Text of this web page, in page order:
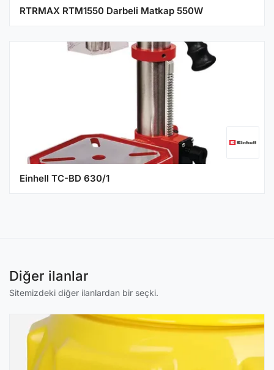
RTRMAX RTM1550 Darbeli Matkap 550W
Einhell TC-BD 630/1
Diğer ilanlar
Sitemizdeki diğer ilanlardan bir seçki.